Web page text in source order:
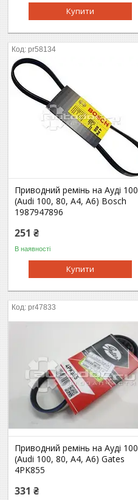
Купити
pr58134
Приводний ремінь на Ауді 100
(Audi 100, 80, A4, A6) Bosch
1987947896
251 ₴
В наявності
Купити
pr47833
Приводний ремінь на Ауді 100
(Audi 100, 80, A4, A6) Gates
4PK855
331 ₴